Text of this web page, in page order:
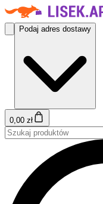
Podaj adres dostawy
0,00 zł